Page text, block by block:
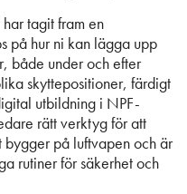
tagit fram en
på hur ni kan lägga upp
både under och efter
skyttepositioner, färdigt
utbildning i NPF-
rätt verktyg för att
på luftvapen och är
rutiner för säkerhet och